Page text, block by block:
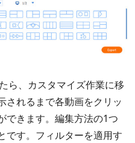
ら、カスタマイズ作業に移
されるまで各動画をクリッ
できます。編集方法の1つ
です。フィルターを適用す